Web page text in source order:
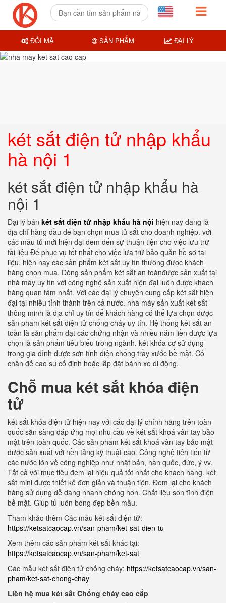
két sắt điện tử nhập khẩu
hà nội 1
két sắt điện tử nhập khẩu hà
nội 1
Đại lý bán két sắt điện tử nhập khẩu hà nội hiện nay đang là
địa chỉ hàng đầu để bạn chọn mua tủ sắt cho doanh nghiệp. với
các mẫu tủ mới hiện đại đem đến sự thuận tiện cho việc lưu trữ
tài liệu Để phục vụ tốt nhất cho việc lưa trữ bảo quản hồ sơ tai
liệu. hiện nay các sản phẩm két sắt uy tín thường được khách
hàng chọn mua. Dòng sản phẩm két sắt an toànđược sản xuất tại
nhà máy uy tín với công nghệ sản xuất hiện đại luôn được khách
hàng quan tâm nhất. Với các đại lý chuyên cung cấp két sắt hiện
đại tại nhiều tỉnh thành trên cả nước. nhà máy sản xuất két sắt
thông minh là địa chỉ uy tín để khách hàng có thể lựa chọn được
sản phẩm két sắt điện tử chống cháy uy tín. Hệ thống két sắt an
toàn là sản phẩm đạt các chứng nhận và nhiều năm liền được lựa
chọn là sản phẩm tiêu biểu trong ngành. két khóa cơ sử dụng
trong gia đình được sơn tĩnh điện chống trầy xước bề mặt. Có
chân đế cao su cố định hoặc lắp đặt bánh xe di động.
Chỗ mua két sắt khóa điện
tử
két sắt khóa điện tử hiện nay với các đại lý chính hãng trên toàn
quốc sẵn sàng đáp ứng mọi nhu cầu về két sắt khoá vân tay bảo
mật trên toàn quốc. Các sản phẩm két sắt khoá vân tay bảo mật
được sản xuất với nền tảng kỹ thuật cao. Công nghệ tiên tiến từ
các nước lớn về công nghiệp như nhật bản, hàn quốc, đức, ý vv.
Tất cả với mục tiêu đem lại hiệu quả tốt nhất cho khách hàng. két
sắt mini được thiết kế đơn giản và thuận tiện. Đem lại cho khách
hàng sử dụng dễ dàng nhanh chóng hơn. Chất liệu sơn tĩnh điện
bề mặt. Giúp tủ luôn bóng đẹp bền mầu.
Tham khảo thêm Các mẫu két sắt điện tử:
https://ketsatcaocap.vn/san-pham/ket-sat-dien-tu
Xem thêm các sản phẩm két sắt khác tại:
https://ketsatcaocap.vn/san-pham/ket-sat
Các mẫu két sắt điện tử chống cháy: https://ketsatcaocap.vn/san-
pham/ket-sat-chong-chay
Liên hệ mua két sắt Chống cháy cao cấp
ĐỔI MÃ SẢN PHẨM ĐẠI LÝ